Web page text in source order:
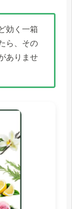
効く一箱
ら、その
ありませ